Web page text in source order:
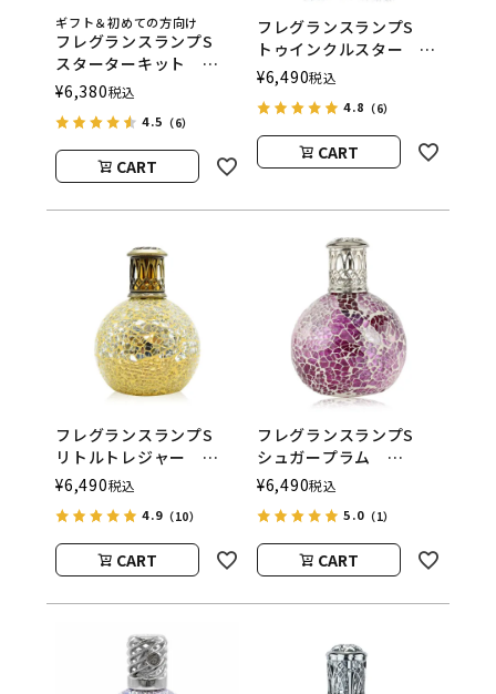
ギフト＆初めての方向け
フレグランスランプS
スターターキット
ASHLEIGH&BURWOOD
（アシュレイアンドバー
ウッド）
¥6,380税込
4.5 （6）
CART
フレグランスランプS
トゥインクルスター
ASHLEIGH&BURWOOD
（アシュレイアンドバー
ウッド）
¥6,490税込
4.8 （6）
CART
フレグランスランプS
リトルトレジャー
ASHLEIGH&BURWOOD
（アシュレイアンドバー
ウッド）
¥6,490税込
4.9 （10）
CART
フレグランスランプS
シュガープラム
ASHLEIGH&BURWOOD
（アシュレイアンドバー
ウッド）
¥6,490税込
5.0（1）
CART